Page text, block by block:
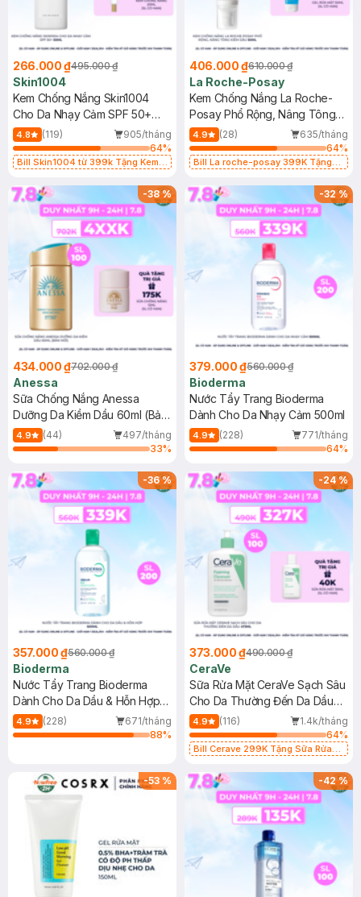
266.000 ₫495.000 ₫
Skin1004
Kem Chống Nắng Skin1004
Cho Da Nhạy Cảm SPF 50+
50ml
4.8 (119)
905/tháng
64%
Bill Skin1004 từ 399k Tặng Kem
SPF 50+ 20ml (SL Có Hạn)
406.000 ₫610.000 ₫
La Roche-Posay
Kem Chống Nắng La Roche-
Posay Phổ Rộng, Nâng Tông
Kiềm Dầu 50ml
4.9 (28)
635/tháng
64%
Bill La roche-posay 399K Tặng
(SL có hạn)
-38%
434.000 ₫702.000 ₫
Anessa
Sữa Chống Nắng Anessa
Dưỡng Da Kiềm Dầu 60ml (Bản
Mới)
4.9 (44)
497/tháng
33%
-32%
379.000 ₫560.000 ₫
Bioderma
Nước Tẩy Trang Bioderma
Dành Cho Da Nhạy Cảm 500ml
4.9 (228)
771/tháng
64%
-36%
357.000 ₫560.000 ₫
Bioderma
Nước Tẩy Trang Bioderma
Dành Cho Da Dầu & Hỗn Hợp
500ml
4.9 (228)
671/tháng
88%
-24%
373.000 ₫490.000 ₫
CeraVe
Sữa Rửa Mặt CeraVe Sạch Sâu
Cho Da Thường Đến Da Dầu
473ml
4.9 (116)
1.4k/tháng
64%
Bill Cerave 299K Tặng Sữa Rửa
-53 % -42%